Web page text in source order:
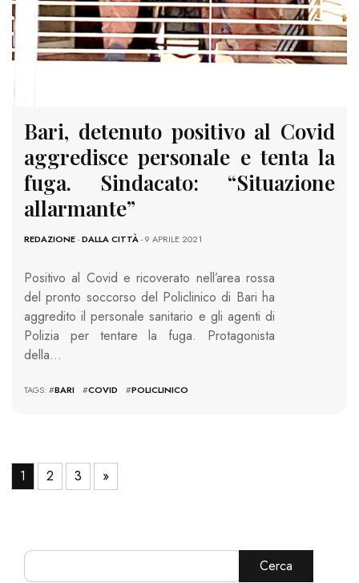
Bari, detenuto positivo al Covid
aggredisce personale e tenta la
fuga. Sindacato: “Situazione
allarmante”
REDAZIONE-DALLA CITTÀ- 9 APRILE 2021
Positivo al Covid e ricoverato nell’area rossa
del pronto soccorso del Policlinico di Bari ha
aggredito il personale sanitario e gli agenti di
Polizia per tentare la fuga. Protagonista
della…
TAGS: #BARI #COVID #POLICLINICO
1 2 3 »
Cerca